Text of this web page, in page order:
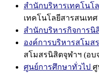
สำนักบริหารเทคโนโ
เทคโนโลยีสารสนเทศ
สำนักบริหารกิจการนิ
องค์การบริหารสโมส
สโมสรนิสิตจุฬาฯ (อบ
ศูนย์การศึกษาทั่วไป ศู